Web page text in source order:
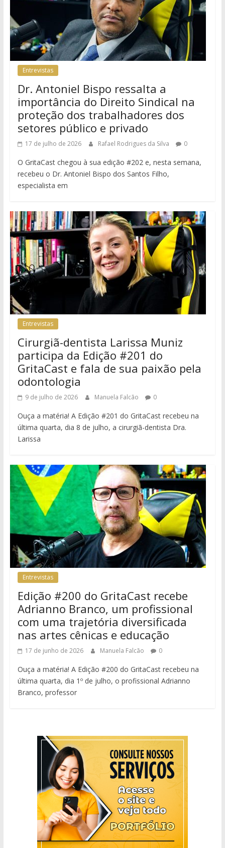
Entrevistas
Dr. Antoniel Bispo ressalta a
importância do Direito Sindical na
proteção dos trabalhadores dos
setores público e privado
17 de julho de 2026 Rafael Rodrigues da Silva 0
O GritaCast chegou à sua edição #202 e, nesta semana,
recebeu o Dr. Antoniel Bispo dos Santos Filho,
especialista em
Entrevistas
Cirurgiã-dentista Larissa Muniz
participa da Edição #201 do
GritaCast e fala de sua paixão pela
odontologia
9 de julho de 2026 Manuela Falcão 0
Ouça a matéria! A Edição #201 do GritaCast recebeu na
última quarta, dia 8 de julho, a cirurgiã-dentista Dra.
Larissa
Entrevistas
Edição #200 do GritaCast recebe
Adrianno Branco, um profissional
com uma trajetória diversificada
nas artes cênicas e educação
17 de junho de 2026 Manuela Falcão 0
Ouça a matéria! A Edição #200 do GritaCast recebeu na
última quarta, dia 1º de julho, o profissional Adrianno
Branco, professor